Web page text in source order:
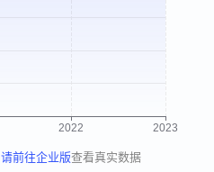
请前往企业版查看真实数据